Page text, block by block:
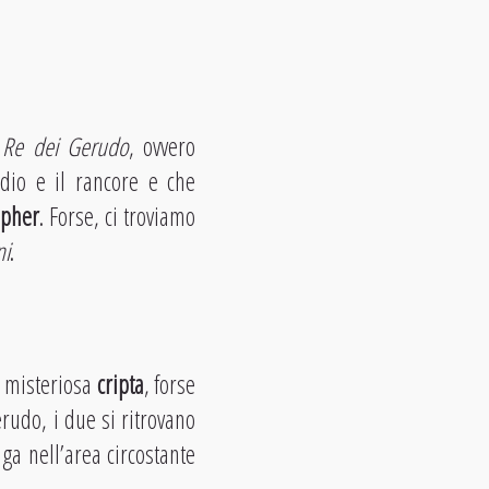
Re dei Gerudo, ovvero
e il rancore e che
. Forse, ci troviamo
.
cripta, forse
i due si ritrovano
nell’area circostante